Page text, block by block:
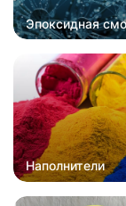
Эпоксидная
Наполнители